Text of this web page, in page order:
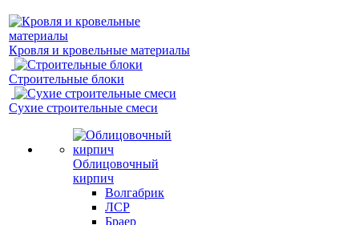
Кровля и кровельные материалы
Строительные блоки
Сухие строительные смеси
Облицовочный
кирпич
Волгабрик
ЛСР
Браер